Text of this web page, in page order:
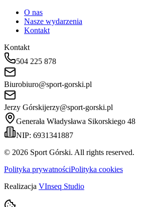
O nas
Nasze wydarzenia
Kontakt
Kontakt
504 225 878
Biurobiuro@sport-gorski.pl
Jerzy Górskijerzy@sport-gorski.pl
Generała Władysława Sikorskiego 48
NIP: 6931341887
© 2026 Sport Górski. All rights reserved.
Polityka prywatnościPolityka cookies
Realizacja VInseq Studio